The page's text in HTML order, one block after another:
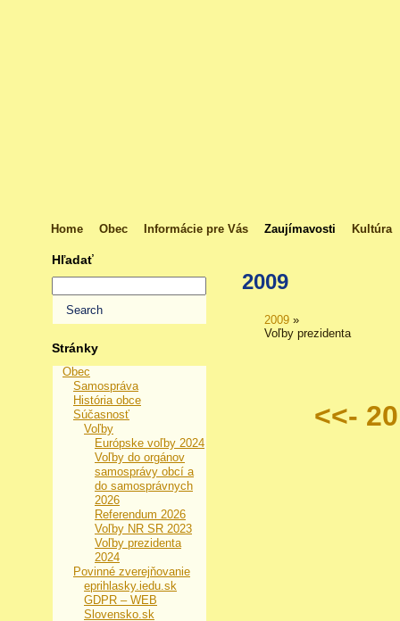
Home Obec Informácie pre Vás Zaujímavosti Kultúra
Hľadať
Stránky
Obec
Samospráva
História obce
Súčasnosť
Voľby
Európske voľby 2024
Voľby do orgánov
samosprávy obcí a
do samosprávnych
2026
Referendum 2026
Voľby NR SR 2023
Voľby prezidenta
2024
Povinné zverejňovanie
eprihlasky.iedu.sk
GDPR – WEB
Slovensko.sk
2009
2009 »
Voľby prezidenta
<<-